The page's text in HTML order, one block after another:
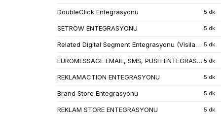
DoubleClick Entegrasyonu 5 dk
SETROW ENTEGRASYONU 5 dk
Related Digital Segment Entegrasyonu (Visilabs) 5 dk
EUROMESSAGE EMAIL, SMS, PUSH ENTEGRASYONU 5 dk
REKLAMACTION ENTEGRASYONU 5 dk
Brand Store Entegrasyonu 5 dk
REKLAM STORE ENTEGRASYONU 5 dk